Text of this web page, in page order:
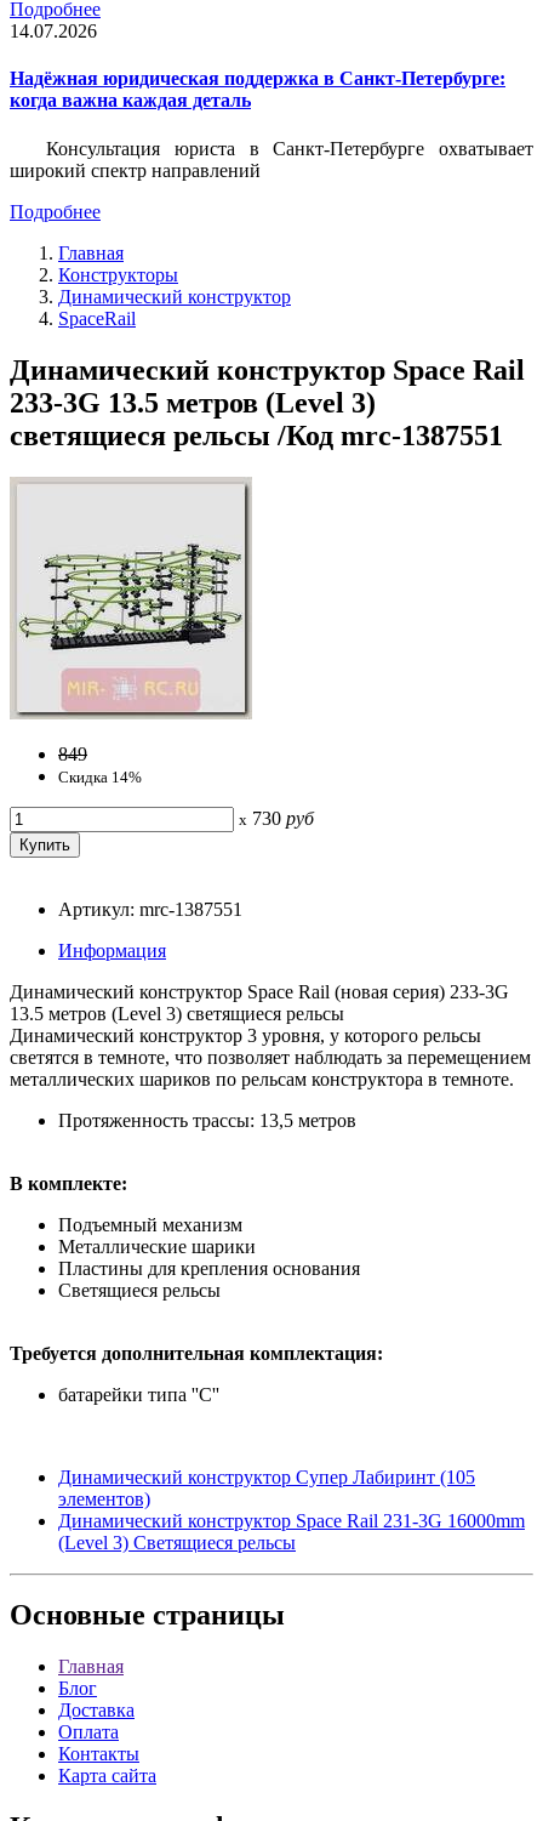
Подробнее
14.07.2026
Надёжная юридическая поддержка в Санкт-Петербурге:
когда важна каждая деталь
Консультация юриста в Санкт-Петербурге охватывает
широкий спектр направлений
Подробнее
Главная
Конструкторы
Динамический конструктор
SpaceRail
Динамический конструктор Space Rail
233-3G 13.5 метров (Level 3)
светящиеся рельсы /Код mrc-1387551
849
Скидка 14%
x 730 руб
Артикул: mrc-1387551
Информация
Динамический конструктор Space Rail (новая серия) 233-3G
13.5 метров (Level 3) светящиеся рельсы
Динамический конструктор 3 уровня, у которого рельсы
светятся в темноте, что позволяет наблюдать за перемещением
металлических шариков по рельсам конструктора в темноте.
Протяженность трассы: 13,5 метров
В комплекте:
Подъемный механизм
Металлические шарики
Пластины для крепления основания
Светящиеся рельсы
Требуется дополнительная комплектация:
батарейки типа ''С''
Динамический конструктор Супер Лабиринт (105
элементов)
Динамический конструктор Space Rail 231-3G 16000mm
(Level 3) Светящиеся рельсы
Основные страницы
Главная
Блог
Доставка
Оплата
Контакты
Карта сайта